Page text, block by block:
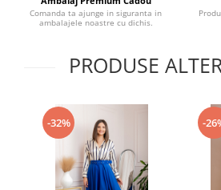
Comanda ta ajunge in siguranta in
ambalajele noastre cu dichis.
PRODUSE
-32% -